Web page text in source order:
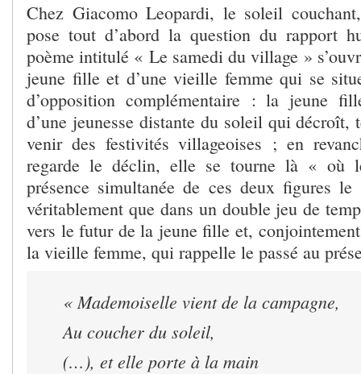
Chez Giacomo Leopardi, le soleil
pose tout d’abord la question du rapport
poème intitulé « Le samedi du village »
jeune fille et d’une vieille femme qui se
d’opposition complémentaire : la jeune
d’une jeunesse distante du soleil qui décroît,
venir des festivités villageoises ; en
regarde le déclin, elle se tourne là « où
présence simultanée de ces deux figures le
véritablement que dans un double jeu de
vers le futur de la jeune fille et,
la vieille femme, qui rappelle le passé au
« Mademoiselle vient de la campagne,
Au coucher du soleil,
(…), et elle porte à la main